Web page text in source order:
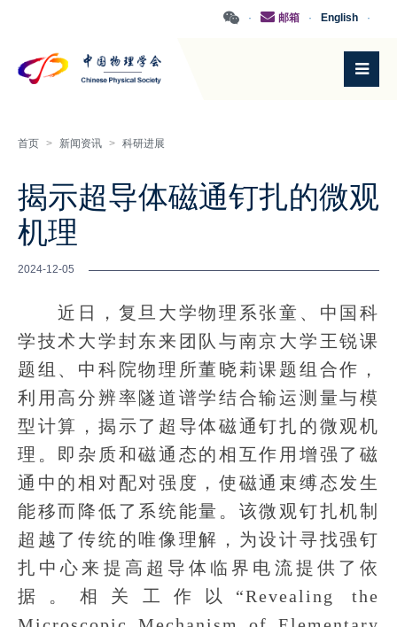
·
English
·
邮箱
·
首页 > 新闻资讯 > 科研进展
揭示超导体磁通钉扎的微观
机理
2024-12-05
近日，复旦大学物理系张童、中国科
学技术大学封东来团队与南京大学王锐课
题组、中科院物理所董晓莉课题组合作，
利用高分辨率隧道谱学结合输运测量与模
型计算，揭示了超导体磁通钉扎的微观机
理。即杂质和磁通态的相互作用增强了磁
通中的相对配对强度，使磁通束缚态发生
能移而降低了系统能量。该微观钉扎机制
超越了传统的唯像理解，为设计寻找强钉
扎中心来提高超导体临界电流提供了依
据。相关工作以“Revealing the